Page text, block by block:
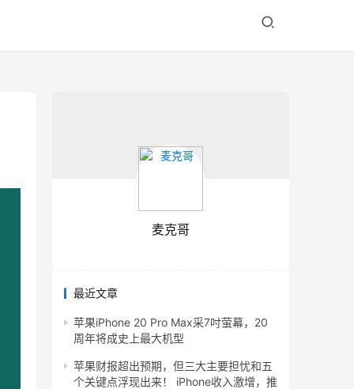
麦克哥
最近文章
苹果iPhone 20 Pro Max采7吋萤幕，20
周年将成史上最大机型
苹果财报超出预期，但三大主要担忧和五
个关键点浮现出来！ iPhone收入激增，推